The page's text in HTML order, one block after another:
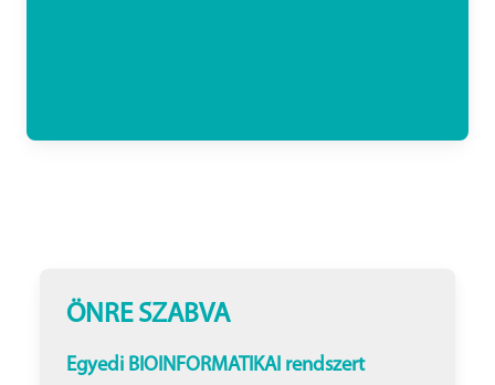
ÖNRE SZABVA
Egyedi BIOINFORMATIKAI rendszert